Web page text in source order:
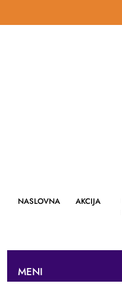
NASLOVNA AKCIJA
MENI